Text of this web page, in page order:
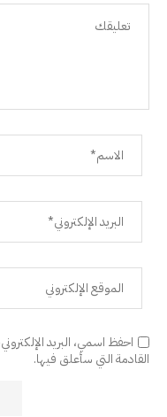
احفظ اسمي، البريد
القادمة التي سأعلق فيها.